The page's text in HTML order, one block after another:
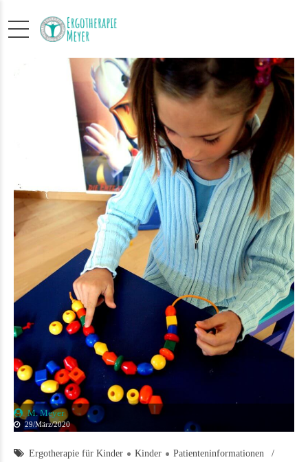
M. Meyer
29/März/2020
Ergotherapie für Kinder Kinder
Patienteninformationen